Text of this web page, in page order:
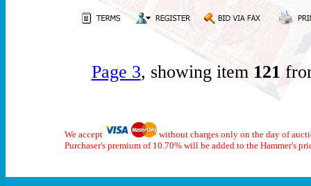
Page 3, showing item 121
We accept
without charges only on the day of
Purchaser's premium of 10.70% will be added to the Hammer's